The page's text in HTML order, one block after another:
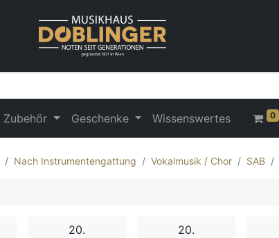
Zubehör Geschenke Wissenswertes 0
Nach Instrumentengattung Vokalmusik / Chor SAB
20.
20.